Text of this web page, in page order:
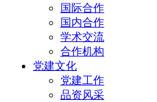
国际合作
国内合作
学术交流
合作机构
党建文化
党建工作
品资风采